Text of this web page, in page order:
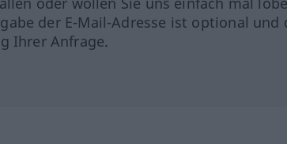
der E-Mail-Adresse ist optional und
Ihrer Anfrage.